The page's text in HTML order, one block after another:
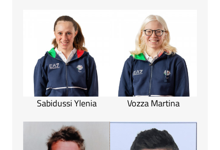
Sabidussi Ylenia Vozza Martina